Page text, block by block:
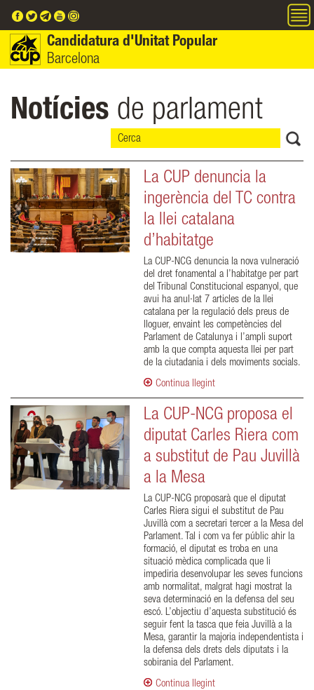
Candidatura d'Unitat Popular
Barcelona
Notícies de parlament
La CUP denuncia la
ingerència del TC contra
la llei catalana
d’habitatge
La CUP-NCG denuncia la nova vulneració
del dret fonamental a l’habitatge per part
del Tribunal Constitucional espanyol, que
avui ha anul·lat 7 articles de la llei
catalana per la regulació dels preus de
lloguer, envaint les competències del
Parlament de Catalunya i l’ampli suport
amb la que compta aquesta llei per part
de la ciutadania i dels moviments socials.
Continua llegint
La CUP-NCG proposa el
diputat Carles Riera com
a substitut de Pau Juvillà
a la Mesa
La CUP-NCG proposarà que el diputat
Carles Riera sigui el substitut de Pau
Juvillà com a secretari tercer a la Mesa del
Parlament. Tal i com va fer públic ahir la
formació, el diputat es troba en una
situació mèdica complicada que li
impediria desenvolupar les seves funcions
amb normalitat, malgrat hagi mostrat la
seva determinació en la defensa del seu
escó. L’objectiu d’aquesta substitució és
seguir fent la tasca que feia Juvillà a la
Mesa, garantir la majoria independentista i
la defensa dels drets dels diputats i la
sobirania del Parlament.
Continua llegint